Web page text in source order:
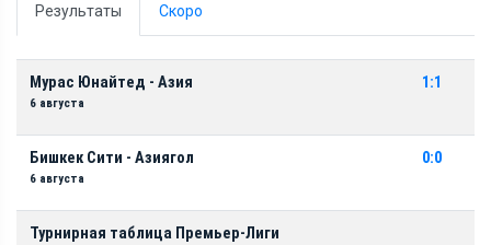
Результаты Скоро
Мурас Юнайтед - Азия
6 августа
1:1
Бишкек Сити - Азиягол
6 августа
0:0
Турнирная таблица Премьер-Лиги